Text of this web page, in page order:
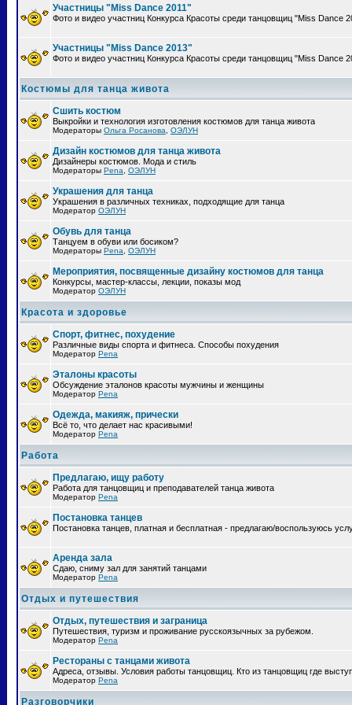
Участницы "Miss Dance 2011"
Фото и видео участниц Конкурса Красоты среди танцовщиц "Miss Dance
Участницы "Miss Dance 2013"
Фото и видео участниц Конкурса Красоты среди танцовщиц "Miss Dance
Костюмы для танца живота
Сшить костюм
Выкройки и технология изготовления костюмов для танца живота
Модераторы Ольга Росанова ОЭЛУН
Дизайн костюмов для танца живота
Дизайнеры костюмов. Мода и стиль
Модераторы Pena ОЭЛУН
Украшения для танца
Украшения в различных техниках, подходящие для танца
Модератор ОЭЛУН
Обувь для танца
Танцуем в обуви или босиком?
Модераторы Pena ОЭЛУН
Мероприятия, посвященные дизайну костюмов для танца
Конкурсы, мастер-классы, лекции, показы мод
Модератор ОЭЛУН
Красота и здоровье
Спорт, фитнес, похудение
Различные виды спорта и фитнеса. Способы похудения
Модератор Pena
Эталоны красоты
Обсуждение эталонов красоты мужчины и женщины
Модератор Pena
Одежда, макияж, прически
Всё то, что делает нас красивыми!
Модератор Pena
Работа
Предлагаю, ищу работу
Работа для танцовщиц и преподавателей танца живота
Модератор Pena
Постановка танцев
Постановка танцев, платная и бесплатная - предлагаю/воспользуюсь
Аренда зала
Сдаю, сниму зал для занятий танцами
Модератор Pena
Отдых и путешествия
Отдых, путешествия и заграница
Путешествия, туризм и проживание русскоязычных за рубежом.
Модератор Pena
Рестораны с танцами живота
Адреса, отзывы. Условия работы танцовщиц. Кто из танцовщиц где
Модератор Pena
Разговорчики